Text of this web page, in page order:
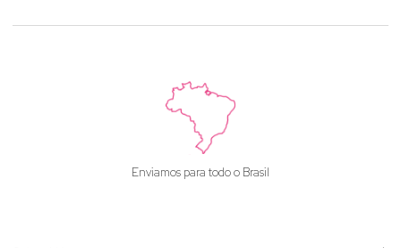
Enviamos para todo o Brasil